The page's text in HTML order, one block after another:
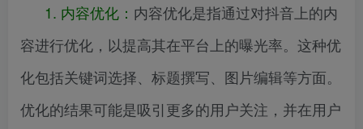
1. 内容优化： 内容优化是指通过对抖音上的内
容进行优化，以提高其在平台上的曝光率。这种优
化包括关键词选择、标题撰写、图片编辑等方面。
优化的结果可能是吸引更多的用户关注，并在用户